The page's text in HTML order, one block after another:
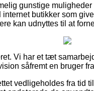
gunstige
butikker som
kan udnyttes til at
Vi har et tæt
såfremt en bruger
vedligeholdes fra tid